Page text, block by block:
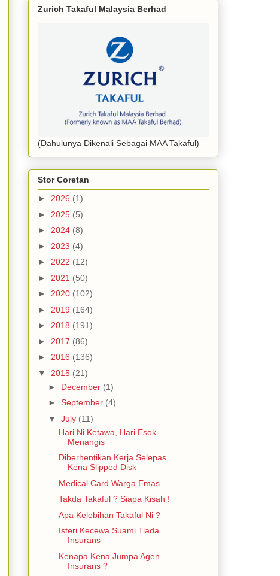
Zurich Takaful Malaysia Berhad
(Dahulunya Dikenali Sebagai MAA Takaful)
Stor Coretan
► 2026 (1)
► 2025 (5)
► 2024 (8)
► 2023 (4)
► 2022 (12)
► 2021 (50)
► 2020 (102)
► 2019 (164)
► 2018 (191)
► 2017 (86)
► 2016 (136)
▼ 2015 (21)
► December (1)
► September (4)
▼ July (11)
Hari Ni Ketawa, Hari Esok
Menangis
Diberhentikan Kerja Selepas
Kena Slipped Disk
Medical Card Warga Emas
Takda Takaful ? Siapa Kisah !
Apa Kelebihan Takaful Ni ?
Isteri Kecewa Suami Tiada
Insurans
Kenapa Kena Jumpa Agen
Insurans ?